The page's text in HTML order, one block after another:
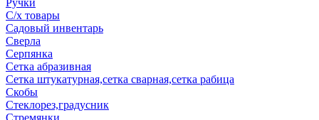
Ручки
С/х товары
Садовый инвентарь
Сверла
Серпянка
Сетка абразивная
Сетка штукатурная,сетка сварная,сетка рабица
Скобы
Стеклорез,градусник
Стремянки